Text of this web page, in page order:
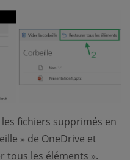
fichiers supprimés en
» de OneDrive et
tous les éléments ».